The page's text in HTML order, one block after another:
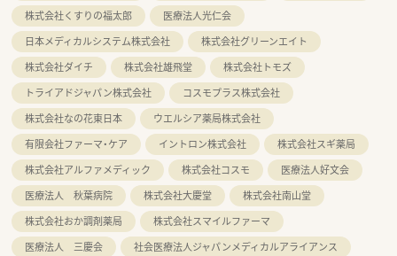
株式会社くすりの福太郎
医療法人光仁会
日本メディカルシステム株式会社
株式会社グリーンエイト
株式会社ダイチ
株式会社雄飛堂
株式会社トモズ
トライアドジャパン株式会社
コスモプラス株式会社
株式会社なの花東日本
ウエルシア薬局株式会社
有限会社ファーマ・ケア
イントロン株式会社
株式会社スギ薬局
株式会社アルファメディック
株式会社コスモ
医療法人好文会
医療法人 秋葉病院
株式会社大慶堂
株式会社南山堂
株式会社おか調剤薬局
株式会社スマイルファーマ
医療法人 三慶会
社会医療法人ジャパンメディカルアライアンス